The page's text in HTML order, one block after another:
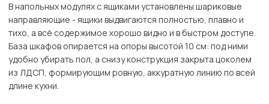
В напольных модулях с ящиками установлены шариковые
направляющие - ящики выдвигаются полностью, плавно и
тихо, а всё содержимое хорошо видно и в быстром доступе.
База шкафов опирается на опоры высотой 10 см: под ними
удобно убирать пол, а снизу конструкция закрыта цоколем
из ЛДСП, формирующим ровную, аккуратную линию по всей
длине кухни.